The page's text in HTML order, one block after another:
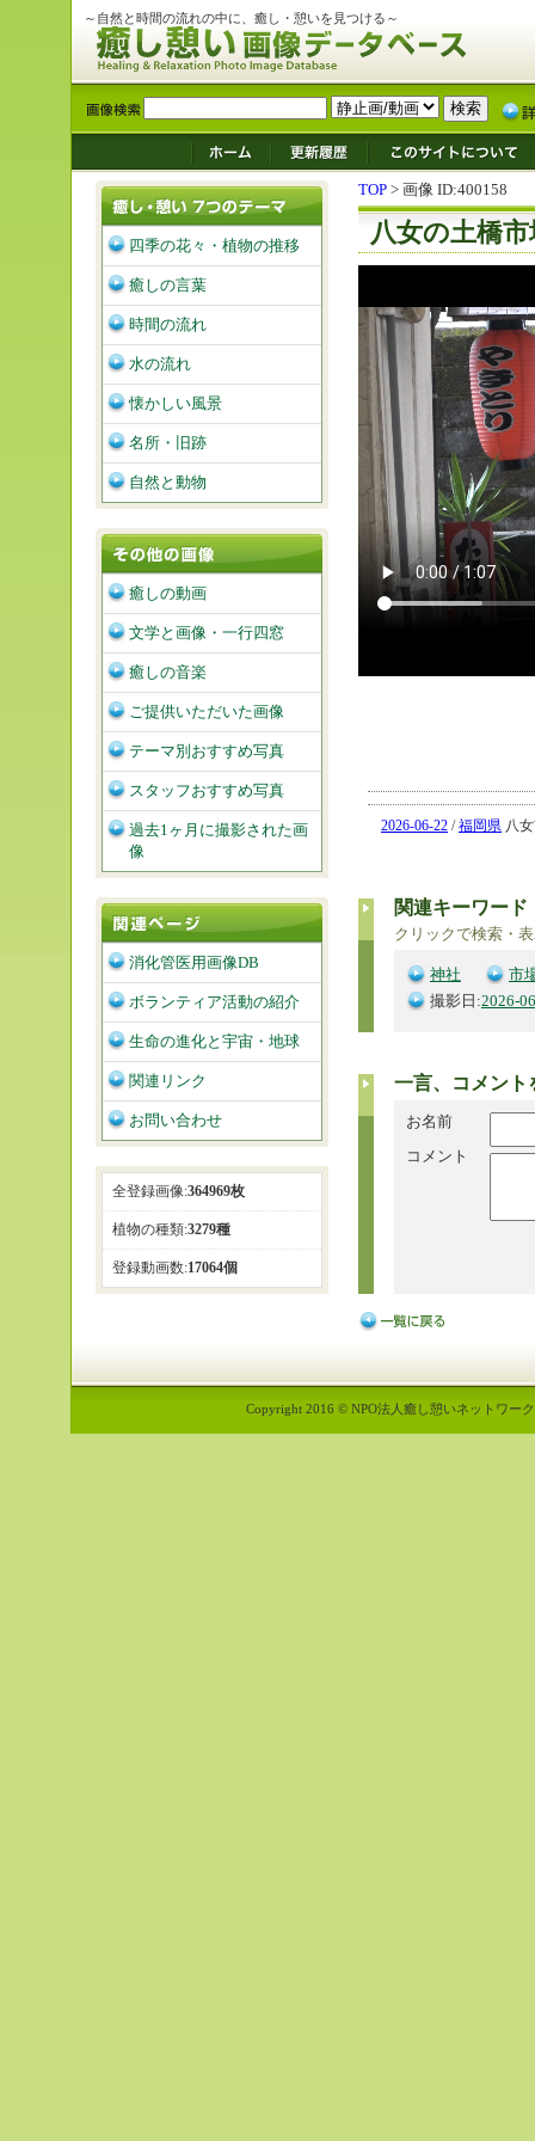
～自然と時間の流れの中に、癒し・憩いを見つける～
TOP > 画像 ID:400158
八女の土橋
2026-06-22 /福岡県 八
関連キーワード
クリックで検索・
神社
市
撮影日:2026-
一言、コメント
お名前
コメント
四季の花々・植物の推移
癒しの言葉
時間の流れ
水の流れ
懐かしい風景
名所・旧跡
自然と動物
癒しの動画
文学と画像・一行四窓
癒しの音楽
ご提供いただいた画像
テーマ別おすすめ写真
スタッフおすすめ写真
過去1ヶ月に撮影された画
像
消化管医用画像DB
ボランティア活動の紹介
生命の進化と宇宙・地球
関連リンク
お問い合わせ
全登録画像:364969枚
植物の種類:3279種
登録動画数:17064個
Copyright 2016 © NPO法人癒し憩いネットワー